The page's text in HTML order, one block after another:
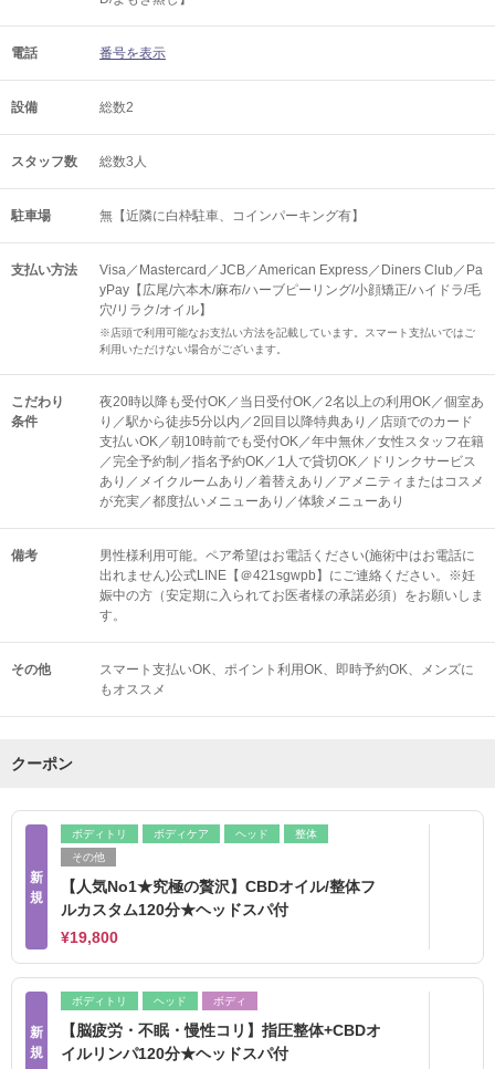
電話 番号を表示
設備 総数2
スタッフ数 総数3人
駐車場 無【近隣に白枠駐車、コインパーキング有】
支払い方法
Visa／Mastercard／JCB／American Express／Diners Club／Pa
yPay【広尾/六本木/麻布/ハーブピーリング/小顔矯正/ハイドラ/毛
穴/リラク/オイル】
※店頭で利用可能なお支払い方法を記載しています。スマート支払いではご
利用いただけない場合がございます。
こだわり
条件
夜20時以降も受付OK／当日受付OK／2名以上の利用OK／個室あ
り／駅から徒歩5分以内／2回目以降特典あり／店頭でのカード
支払いOK／朝10時前でも受付OK／年中無休／女性スタッフ在籍
／完全予約制／指名予約OK／1人で貸切OK／ドリンクサービス
あり／メイクルームあり／着替えあり／アメニティまたはコスメ
が充実／都度払いメニューあり／体験メニューあり
備考
男性様利用可能。ペア希望はお電話ください(施術中はお電話に
出れません)公式LINE【＠421sgwpb】にご連絡ください。※妊
娠中の方（安定期に入られてお医者様の承諾必須）をお願いしま
す。
その他 スマート支払いOK ポイント利用OK 即時予約OK
メンズに
もオススメ
クーポン
新
規
ボディトリ ボディケア ヘッド
整体
その他
【人気No1★究極の贅沢】CBDオイル/整体フ
ルカスタム120分★ヘッドスパ付
¥19,800
新
規
ボディトリ ヘッド ボディ
【脳疲労・不眠・慢性コリ】指圧整体+CBDオ
イルリンパ120分★ヘッドスパ付